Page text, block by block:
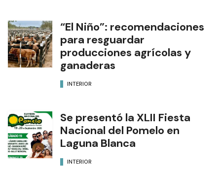
“El Niño”: recomendaciones
para resguardar
producciones agrícolas y
ganaderas
INTERIOR
Se presentó la XLII Fiesta
Nacional del Pomelo en
Laguna Blanca
INTERIOR